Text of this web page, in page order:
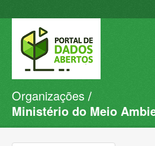
Conjuntos de dados
Organizações
Organizações
Ministério do Meio